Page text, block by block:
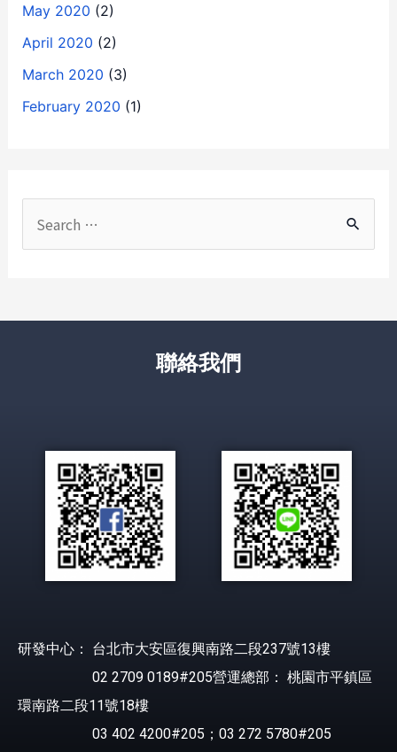
May 2020 (2)
April 2020 (2)
March 2020 (3)
February 2020 (1)
聯絡我們
研發中心： 台北市大安區復興南路二段237號13樓
02 2709 0189#205營運總部： 桃園市平鎮區
環南路二段11號18樓
03 402 4200#205；03 272 5780#205